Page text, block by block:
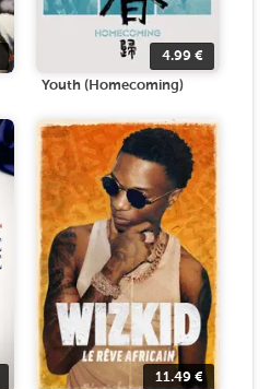
4.99 €
Youth (Homecoming)
11.49 €